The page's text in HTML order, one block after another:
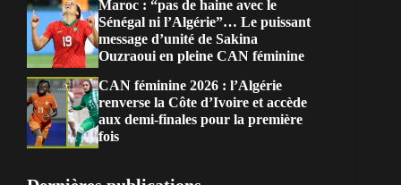
Maroc : “pas de haine avec le
Sénégal ni l’Algérie”… Le puissant
message d’unité de Sakina
Ouzraoui en pleine CAN féminine
CAN féminine 2026 : l’Algérie
renverse la Côte d’Ivoire et accède
aux demi-finales pour la première
fois